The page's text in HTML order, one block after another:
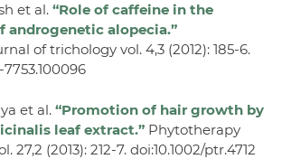
et al. “Role of caffeine in the
androgenetic alopecia.”
of trichology vol. 4,3 (2012): 185-6.
et al. “Promotion of hair growth by
leaf extract.” Phytotherapy
27,2 (2013): 212-7. doi:10.1002/ptr.4712